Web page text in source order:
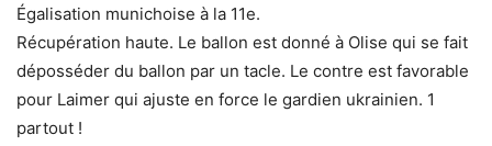
Égalisation munichoise à la 11e.
Récupération haute. Le ballon est donné à Olise qui se fait
déposséder du ballon par un tacle. Le contre est favorable
pour Laimer qui ajuste en force le gardien ukrainien. 1
partout !